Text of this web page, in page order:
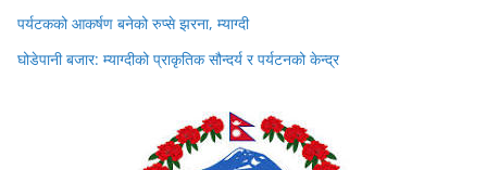
पर्यटकको आकर्षण बनेको रुप्से झरना, म्याग्दी
घोडेपानी बजार: म्याग्दीको प्राकृतिक सौन्दर्य र पर्यटनको केन्द्र